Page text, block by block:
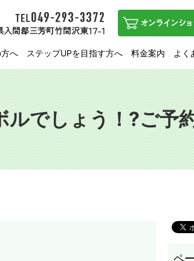
へ ステップUPを目指す方へ 料金案内 よく
でしょう！?ご予約